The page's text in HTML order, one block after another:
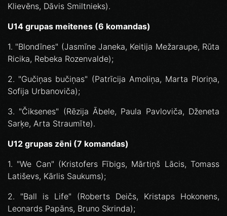
Klievēns, Dāvis Smiltnieks).
U14 grupas meitenes (6 komandas)
1. "Blondīnes" (Jasmīne Janeka, Keitija Mežaraupe, Rūta
Ricika, Rebeka Rozenvalde);
2. "Gučiņas bučiņas" (Patrīcija Amoliņa, Marta Ploriņa,
Sofija Urbanoviča);
3. "Čiksenes" (Rēzija Ābele, Paula Pavloviča, Dženeta
Sarķe, Arta Straumīte).
U12 grupas zēni (7 komandas)
1. "We Can" (Kristofers Fībigs, Mārtiņš Lācis, Tomass
Latiševs, Kārlis Saukums);
2. "Ball is Life" (Roberts Deičs, Kristaps Hokonens,
Leonards Papāns, Bruno Skrinda);